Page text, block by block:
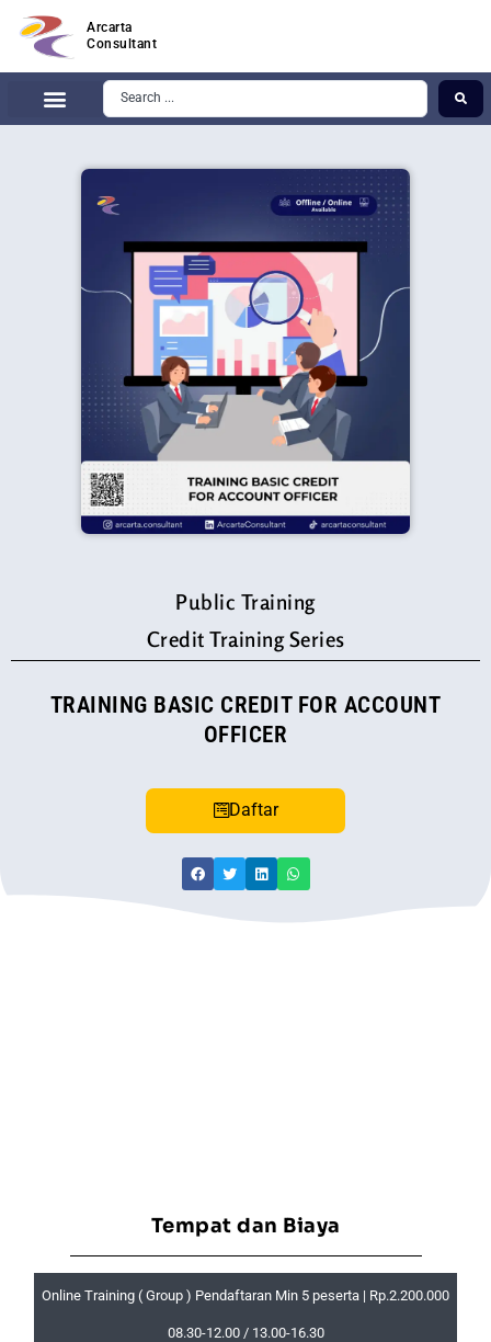
Arcarta
Consultant
Public Training
Credit Training Series
TRAINING BASIC CREDIT FOR ACCOUNT
OFFICER
Daftar
Tempat dan Biaya
Online Training ( Group ) Pendaftaran Min 5 peserta | Rp.2.200.000
08.30-12.00 / 13.00-16.30